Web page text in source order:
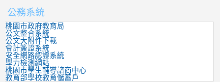
公務系統
桃園市政府教育局
公文整合系統
公文大附件下載
會計簽證系統
安全網路認證系統
學力檢測網站
桃園市學生輔導諮商中心
教育部學校教育儲蓄戶